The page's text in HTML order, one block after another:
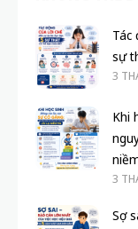
Tác
sự
3
Khi
3
Sợ